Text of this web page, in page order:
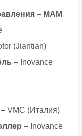
– MAM
(Jiantian)
– Inovance
– VMC (Италия)
– Inovance